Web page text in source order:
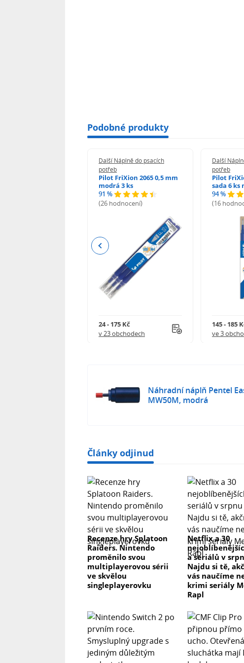
Podobné produkty
Další Náplně do psacích
potřeb
Pilot FriXion 2065 0,5 mm
modrá 3 ks
91 %
(26 hodnocení)
24 - 175 Kč
v 23 obchodech
Další
potřeb
Pilot
sada 6 ks
94 %
(16
145 - 185
ve 3
Previous
Náhradní náplň Pentel
MW50M, modrá
Články odjinud
Recenze hry Splatoon
Raiders. Nintendo
proměnilo svou
multiplayerovou sérii
ve skvělou
singleplayerovku
Netflix a 30
a seriálů v
Najdu si tě,
vás naučíme
krimi seriály
Rapl